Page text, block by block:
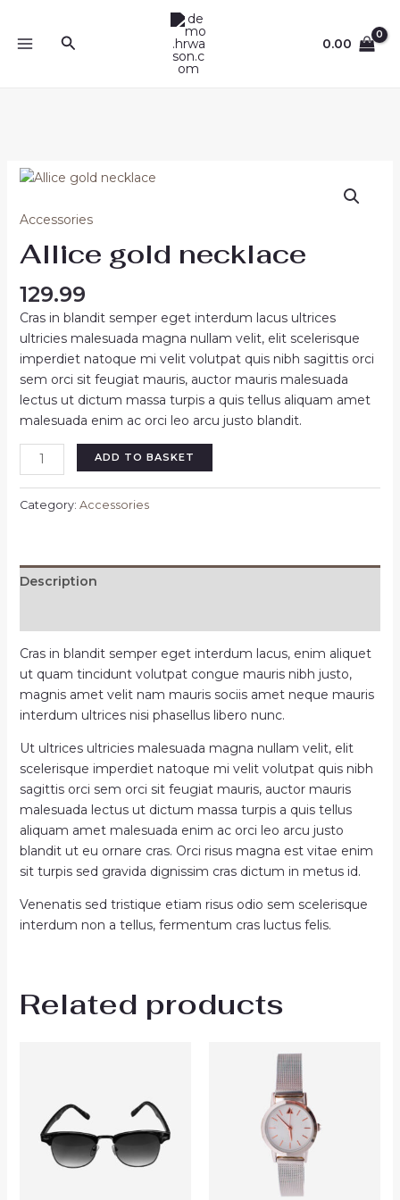
content
MENUSearch 0.00
Accessories
Allice gold necklace
129.99
Cras in blandit semper eget interdum lacus ultrices
ultricies malesuada magna nullam velit, elit scelerisque
imperdiet natoque mi velit volutpat quis nibh sagittis orci
sem orci sit feugiat mauris, auctor mauris malesuada
lectus ut dictum massa turpis a quis tellus aliquam amet
malesuada enim ac orci leo arcu justo blandit.
Allice
necklace
ADD TO BASKET
Category: Accessories
Description
Cras in blandit semper eget interdum lacus, enim aliquet
ut quam tincidunt volutpat congue mauris nibh justo,
magnis amet velit nam mauris sociis amet neque mauris
interdum ultrices nisi phasellus libero nunc.
Ut ultrices ultricies malesuada magna nullam velit, elit
scelerisque imperdiet natoque mi velit volutpat quis nibh
sagittis orci sem orci sit feugiat mauris, auctor mauris
malesuada lectus ut dictum massa turpis a quis tellus
aliquam amet malesuada enim ac orci leo arcu justo
blandit ut eu ornare cras. Orci risus magna est vitae enim
sit turpis sed gravida dignissim cras dictum in metus id.
Venenatis sed tristique etiam risus odio sem scelerisque
interdum non a tellus, fermentum cras luctus felis.
Related products